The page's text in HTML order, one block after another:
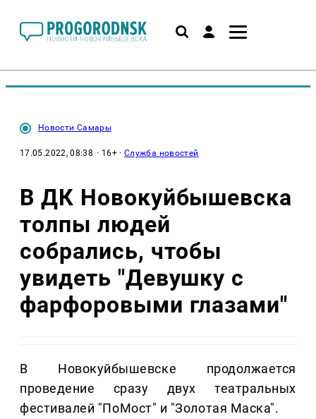
Новости Самары
17.05.2022, 08:38 · 16+ ·Служба новостей
В ДК Новокуйбышевска
толпы людей
собрались, чтобы
увидеть "Девушку с
фарфоровыми глазами"
В Новокуйбышевске продолжается
проведение сразу двух театральных
фестивалей "ПоМост" и "Золотая Маска".